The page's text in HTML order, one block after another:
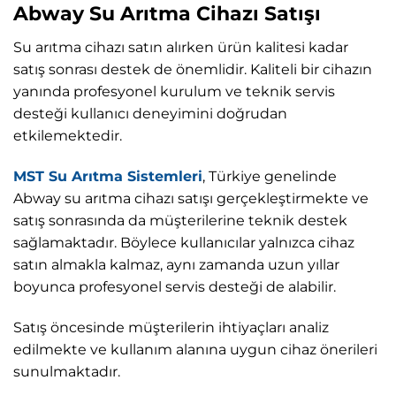
Abway Su Arıtma Cihazı Satışı
Su arıtma cihazı satın alırken ürün kalitesi kadar
satış sonrası destek de önemlidir. Kaliteli bir cihazın
yanında profesyonel kurulum ve teknik servis
desteği kullanıcı deneyimini doğrudan
etkilemektedir.
MST Su Arıtma Sistemleri, Türkiye genelinde
Abway su arıtma cihazı satışı gerçekleştirmekte ve
satış sonrasında da müşterilerine teknik destek
sağlamaktadır. Böylece kullanıcılar yalnızca cihaz
satın almakla kalmaz, aynı zamanda uzun yıllar
boyunca profesyonel servis desteği de alabilir.
Satış öncesinde müşterilerin ihtiyaçları analiz
edilmekte ve kullanım alanına uygun cihaz önerileri
sunulmaktadır.